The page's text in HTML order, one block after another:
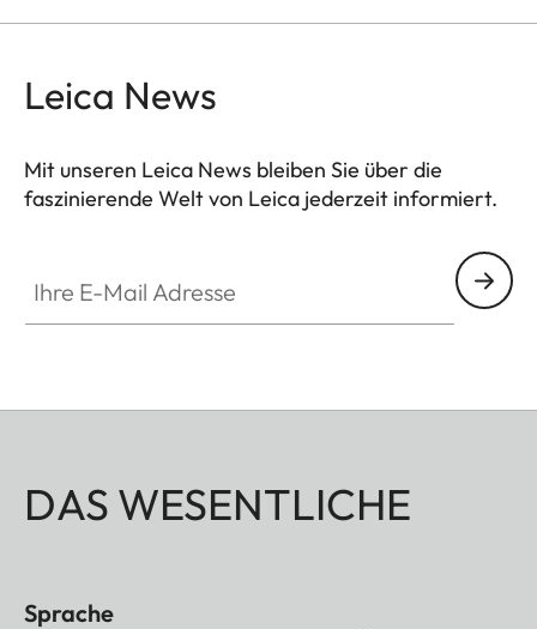
Leica News
Mit unseren Leica News bleiben Sie über die
faszinierende Welt von Leica jederzeit informiert.
DAS WESENTLICHE
Sprache